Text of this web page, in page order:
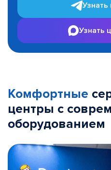
Узнать
Узнать
Комфортные
центры с
оборудованием